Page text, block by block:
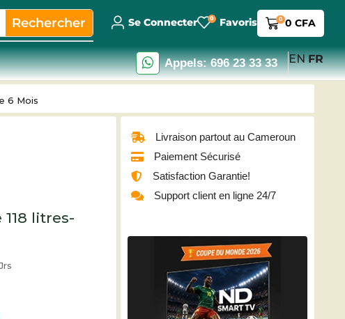
Rechercher Se Connecter 0 Favoris 0 0 CFA
Appels: 696 23 33 33 EN FR
6 Mois
litres-
Livraison partout au Cameroun
Paiement Sécurisé
Satisfaction Garantie!
Support client en ligne 24/7